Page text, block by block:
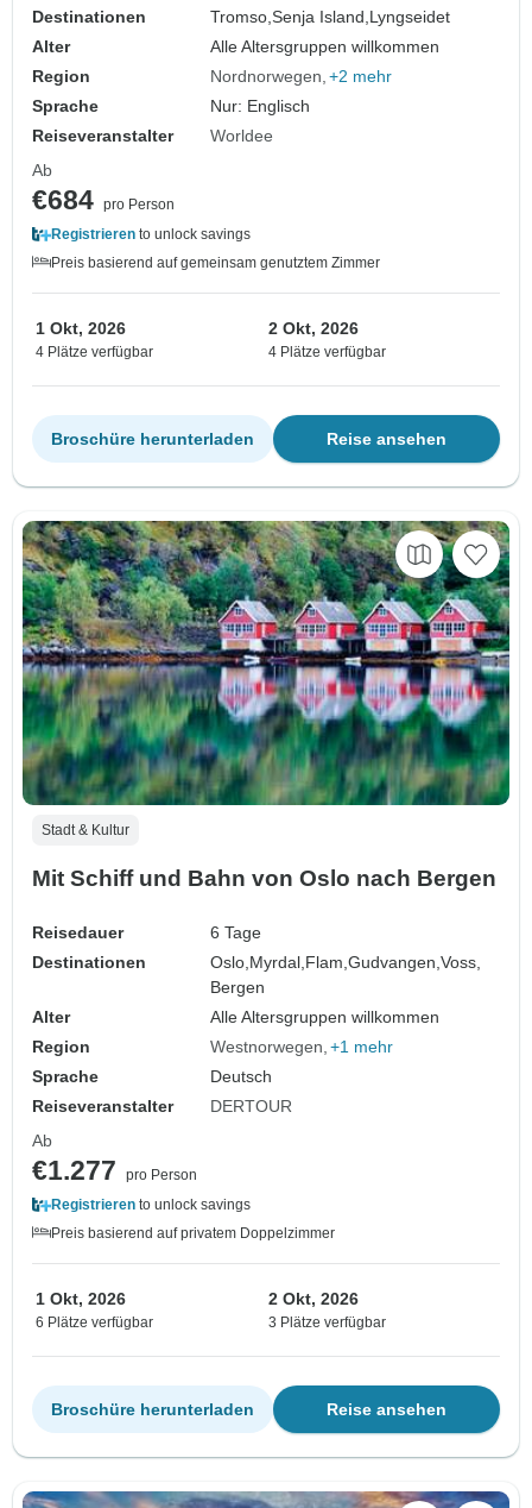
Destinationen
Tromso,Senja Island, Lyngseidet
Alter
Alle Altersgruppen willkommen
Region
Nordnorwegen +2 mehr
Sprache
Nur: Englisch
Reiseveranstalter
Worldee
Ab
€684 pro Person
Registrieren to unlock savings
Preis basierend auf gemeinsam genutztem Zimmer
1 Okt, 2026
4 Plätze verfügbar
2 Okt, 2026
4 Plätze verfügbar
Reise ansehen
Broschüre herunterladen
Stadt & Kultur
Mit Schiff und Bahn von Oslo nach Bergen
Reisedauer
6 Tage
Destinationen
Oslo,Myrdal,Flam,Gudvangen,Voss,
Bergen
Alter
Alle Altersgruppen willkommen
Region
Westnorwegen +1 mehr
Sprache
Deutsch
Reiseveranstalter
DERTOUR
Ab
€1.277
pro Person
Registrieren to unlock savings
Preis basierend auf privatem Doppelzimmer
1 Okt, 2026
6 Plätze verfügbar
2 Okt, 2026
3 Plätze verfügbar
Reise ansehen
Broschüre herunterladen